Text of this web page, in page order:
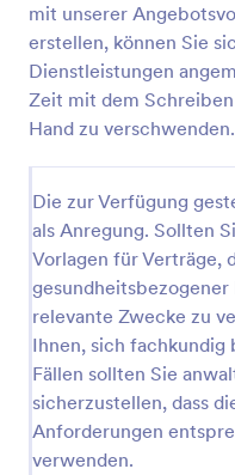
mit unserer
erstellen, können Sie
Dienstleistungen
Zeit mit dem
Hand zu verschwenden.
Die zur Verfügung
als Anregung. Sollten
Vorlagen für Verträge,
relevante Zwecke zu
Ihnen, sich fachkundig
Fällen sollten Sie
sicherzustellen, dass
Anforderungen
verwenden.